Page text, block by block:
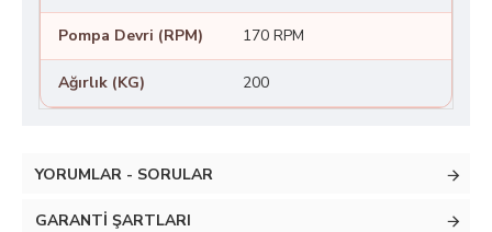
Pompa Devri (RPM) 170 RPM
Ağırlık (KG) 200
YORUMLAR - SORULAR
GARANTI ŞARTLARI